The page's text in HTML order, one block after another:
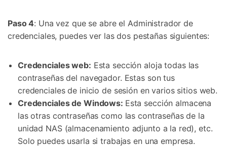
Paso 4: Una vez que se abre el Administrador de
credenciales, puedes ver las dos pestañas siguientes:
Credenciales web: Esta sección aloja todas las
contraseñas del navegador. Estas son tus
credenciales de inicio de sesión en varios sitios web.
Credenciales de Windows: Esta sección almacena
las otras contraseñas como las contraseñas de la
unidad NAS (almacenamiento adjunto a la red), etc.
Solo puedes usarla si trabajas en una empresa.